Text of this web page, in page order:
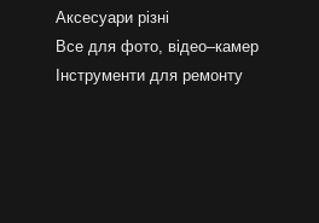
Аксесуари різні
Все для фото, відео–камер
Інструменти для ремонту